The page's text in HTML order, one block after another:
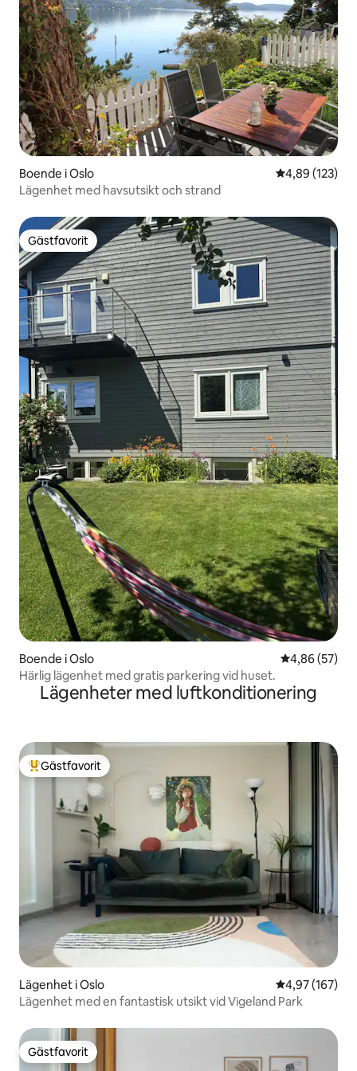
Boende i Oslo 4,89 av 5 i
4,89 (123)
Lägenhet med havsutsikt och strand
Gästfavorit
Gästfavorit
Boende i Oslo 4,86 av 5 i
4,86 (57)
Härlig lägenhet med gratis parkering vid huset.
Lägenheter med luftkonditionering
Populär gästfavorit
Gästfavorit
Lägenhet i Oslo 4,97 av 5 i
4,97 (167)
Lägenhet med en fantastisk utsikt vid Vigeland Park
Gästfavorit
Gästfavorit